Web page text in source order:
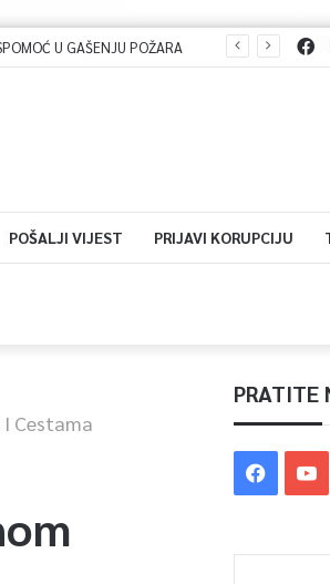
POŠALJI VIJEST PRIJAVI KORUPCIJU
I Cestama
PRATITE